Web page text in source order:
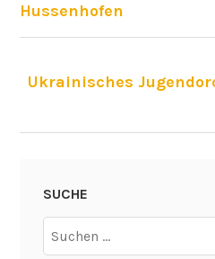
Hussenhofen
Ukrainisches
SUCHE
nach: